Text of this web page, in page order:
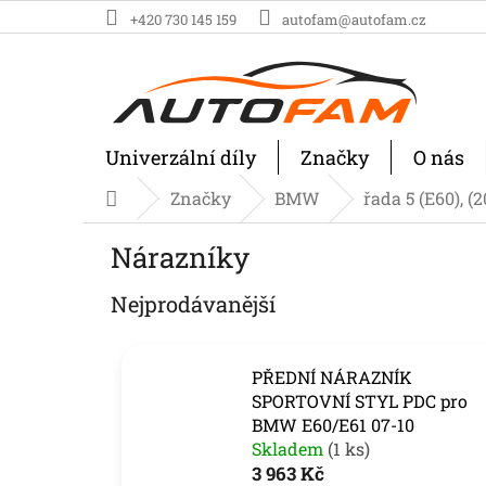
na
+420 730 145 159 autofam@autofam.cz
Univerzální díly Značky O nás
DomůZnačky BMW řada 5 (E60),
Nárazníky
Nejprodávanější
PŘEDNÍ NÁRAZNÍK
SPORTOVNÍ STYL PDC pro
BMW E60/E61 07-10
Skladem (1 ks)
3 963 Kč